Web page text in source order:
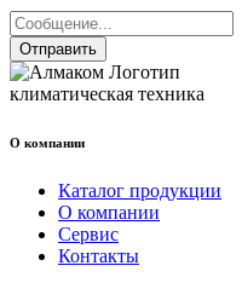
Отправить
климатическая техника
О компании
Каталог продукции
О компании
Сервис
Контакты